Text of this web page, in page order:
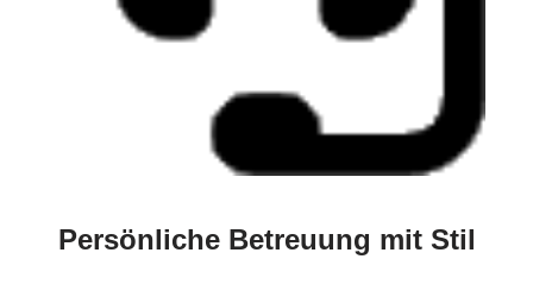
Persönliche Betreuung mit Stil